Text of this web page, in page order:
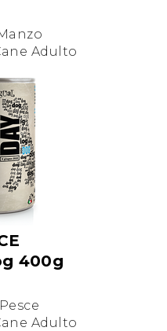
Adulto
400g
Pesce
Adulto